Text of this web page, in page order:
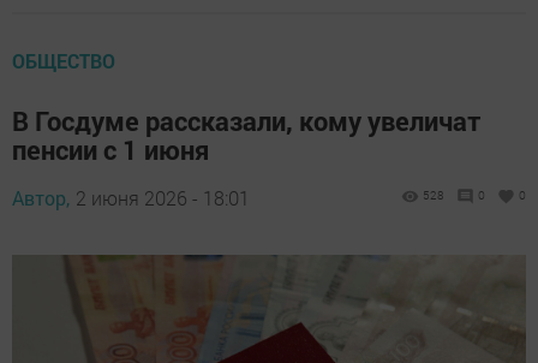
ОБЩЕСТВО
В Госдуме рассказали, кому увеличат
пенсии с 1 июня
Автор, 2 июня 2026 - 18:01 528 0 0